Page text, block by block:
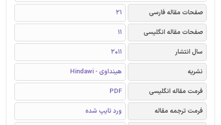
صفحات مقاله فارسی
21
صفحات مقاله انگلیسی
11
سال انتشار
2011
نشریه
هینداوی - Hindawi
فرمت مقاله انگلیسی
PDF
فرمت ترجمه مقاله
ورد تایپ شده